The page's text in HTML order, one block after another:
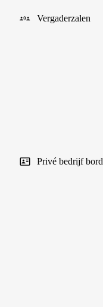
Vergaderzalen
Privé bedrijf bord